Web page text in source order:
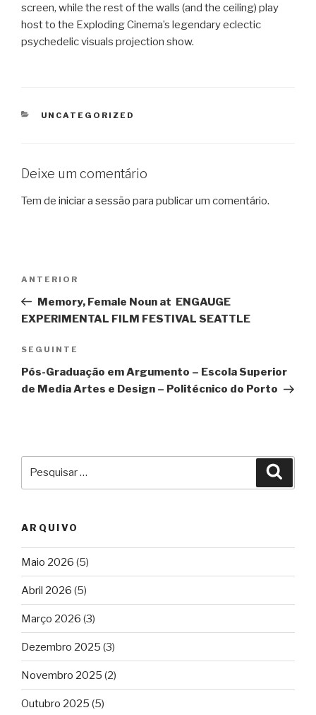
screen, while the rest of the walls (and the ceiling) play
host to the Exploding Cinema’s legendary eclectic
psychedelic visuals projection show.
CATEGORIAS
UNCATEGORIZED
Deixe um comentário
Tem de iniciar a sessão para publicar um comentário.
artigos
Conteúdo
anterior
ANTERIOR
Memory, Female Noun at ENGAUGE
EXPERIMENTAL FILM FESTIVAL SEATTLE
Conteúdo
seguinte
SEGUINTE
Pós-Graduação em Argumento – Escola Superior
de Media Artes e Design – Politécnico do Porto
ARQUIVO
Maio 2026 (5)
Abril 2026 (5)
Março 2026 (3)
Dezembro 2025 (3)
Novembro 2025 (2)
Outubro 2025 (5)